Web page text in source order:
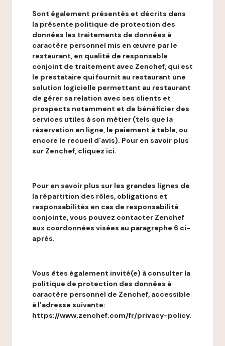
Sont également présentés et décrits dans
la présente politique de protection des
données les traitements de données à
caractère personnel mis en œuvre par le
restaurant, en qualité de responsable
conjoint de traitement avec Zenchef, qui est
le prestataire qui fournit au restaurant une
solution logicielle permettant au restaurant
de gérer sa relation avec ses clients et
prospects notamment et de bénéficier des
services utiles à son métier (tels que la
réservation en ligne, le paiement à table, ou
encore le recueil d'avis). Pour en savoir plus
sur Zenchef, cliquez ici.
Pour en savoir plus sur les grandes lignes de
la répartition des rôles, obligations et
responsabilités en cas de responsabilité
conjointe, vous pouvez contacter Zenchef
aux coordonnées visées au paragraphe 6 ci-
après.
Vous êtes également invité(e) à consulter la
politique de protection des données à
caractère personnel de Zenchef, accessible
à l’adresse suivante:
https://www.zenchef.com/fr/privacy-policy.